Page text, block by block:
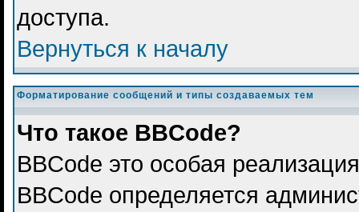
доступа.
Вернуться к началу
Форматирование сообщений и типы создаваемых тем
Что такое BBCode?
BBCode это особая
BBCode определяется